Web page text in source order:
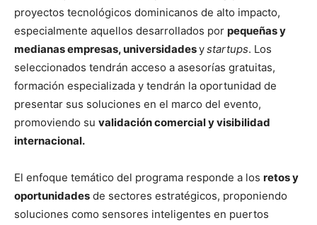
proyectos tecnológicos dominicanos de alto impacto,
especialmente aquellos desarrollados por pequeñas y
medianas empresas, universidadesystartups. Los
seleccionados tendrán acceso a asesorías gratuitas,
formación especializada y tendrán la oportunidad de
presentar sus soluciones en el marco del evento,
promoviendo su validación comercial y visibilidad
internacional.
El enfoque temático del programa responde a los retos y
oportunidades de sectores estratégicos, proponiendo
soluciones como sensores inteligentes en puertos